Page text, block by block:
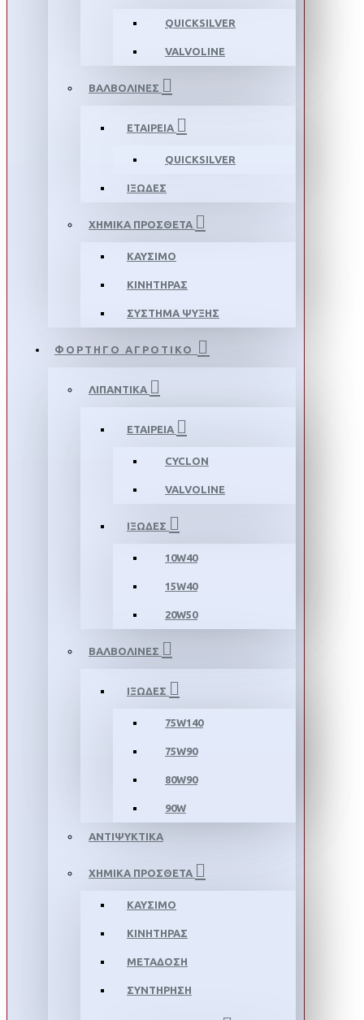
QUICKSILVER
VALVOLINE
ΒΑΛΒΟΛΙΝΕΣ
ΕΤΑΙΡΕΙΑ
QUICKSILVER
ΙΞΩΔΕΣ
ΧΗΜΙΚΑ ΠΡΟΣΘΕΤΑ
ΚΑΥΣΙΜΟ
ΚΙΝΗΤΗΡΑΣ
ΣΥΣΤΗΜΑ ΨΥΞΗΣ
ΦΟΡΤΗΓΟ ΑΓΡΟΤΙΚΟ
ΛΙΠΑΝΤΙΚΑ
ΕΤΑΙΡΕΙΑ
CYCLON
VALVOLINE
ΙΞΩΔΕΣ
10W40
15W40
20W50
ΒΑΛΒΟΛΙΝΕΣ
ΙΞΩΔΕΣ
75W140
75W90
80W90
90W
ΑΝΤΙΨΥΚΤΙΚΑ
ΧΗΜΙΚΑ ΠΡΟΣΘΕΤΑ
ΚΑΥΣΙΜΟ
ΚΙΝΗΤΗΡΑΣ
ΜΕΤΑΔΟΣΗ
ΣΥΝΤΗΡΗΣΗ